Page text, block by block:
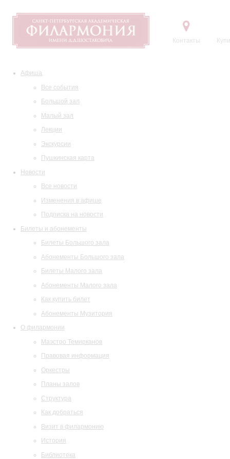
Контакты
Афиша
Все события
Большой зал
Малый зал
Лекции
Экскурсии
Пушкинская карта
Новости
Все новости
Изменения в афише
Подписка на новости
Билеты и абонементы
Билеты Большого зала
Абонементы Большого зала
Билеты Малого зала
Абонементы Малого зала
Как купить билет
Абонементы Музитория
О филармонии
Маэстро Темирканов
Правовая информация
Оркестры
Планы залов
Структура
Как добраться
Визит в филармонию
История
Библиотека